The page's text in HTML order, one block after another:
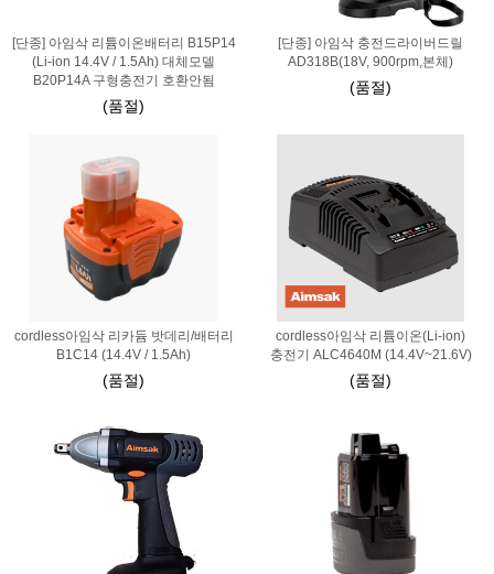
[단종] 아임삭 리튬이온배터리 B15P14
(Li-ion 14.4V / 1.5Ah) 대체모델
B20P14A 구형충전기 호환안됨
(품절)
[단종] 아임삭 충전드라이버드릴
AD318B(18V, 900rpm,본체)
(품절)
cordless아임삭 리카듐 밧데리/배터리
B1C14 (14.4V / 1.5Ah)
(품절)
cordless아임삭 리튬이온(Li-ion)
충전기 ALC4640M (14.4V~21.6V)
(품절)